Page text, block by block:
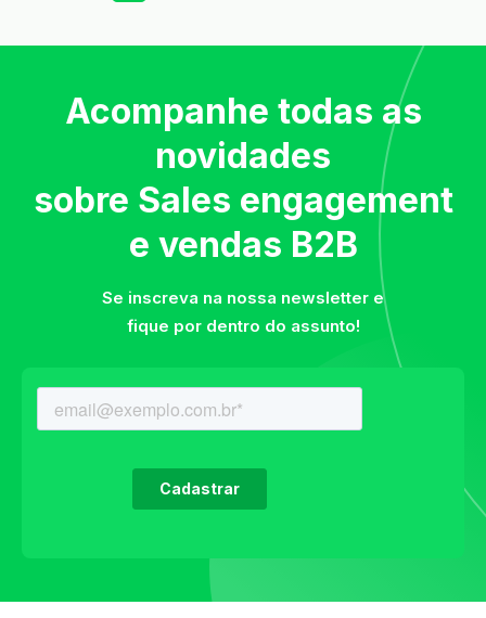
Acompanhe todas as
novidades
sobre Sales engagement
e vendas B2B
Se inscreva na nossa newsletter e
fique por dentro do assunto!